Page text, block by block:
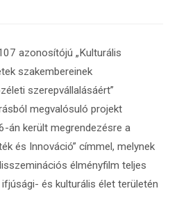
azonosítójú „Kulturális
szakembereinek
szerepvállalásáért”
megvalósuló projekt
án került megrendezésre a
és Innováció” címmel, melynek
élményfilm teljes
és kulturális élet területén